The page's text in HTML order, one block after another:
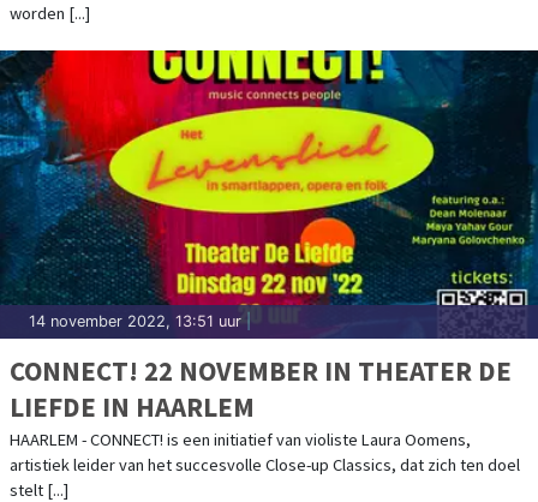
worden [...]
14 november 2022, 13:51 uur
CONNECT! 22 NOVEMBER IN THEATER DE
LIEFDE IN HAARLEM
HAARLEM - CONNECT! is een initiatief van violiste Laura Oomens,
artistiek leider van het succesvolle Close-up Classics, dat zich ten doel
stelt [...]